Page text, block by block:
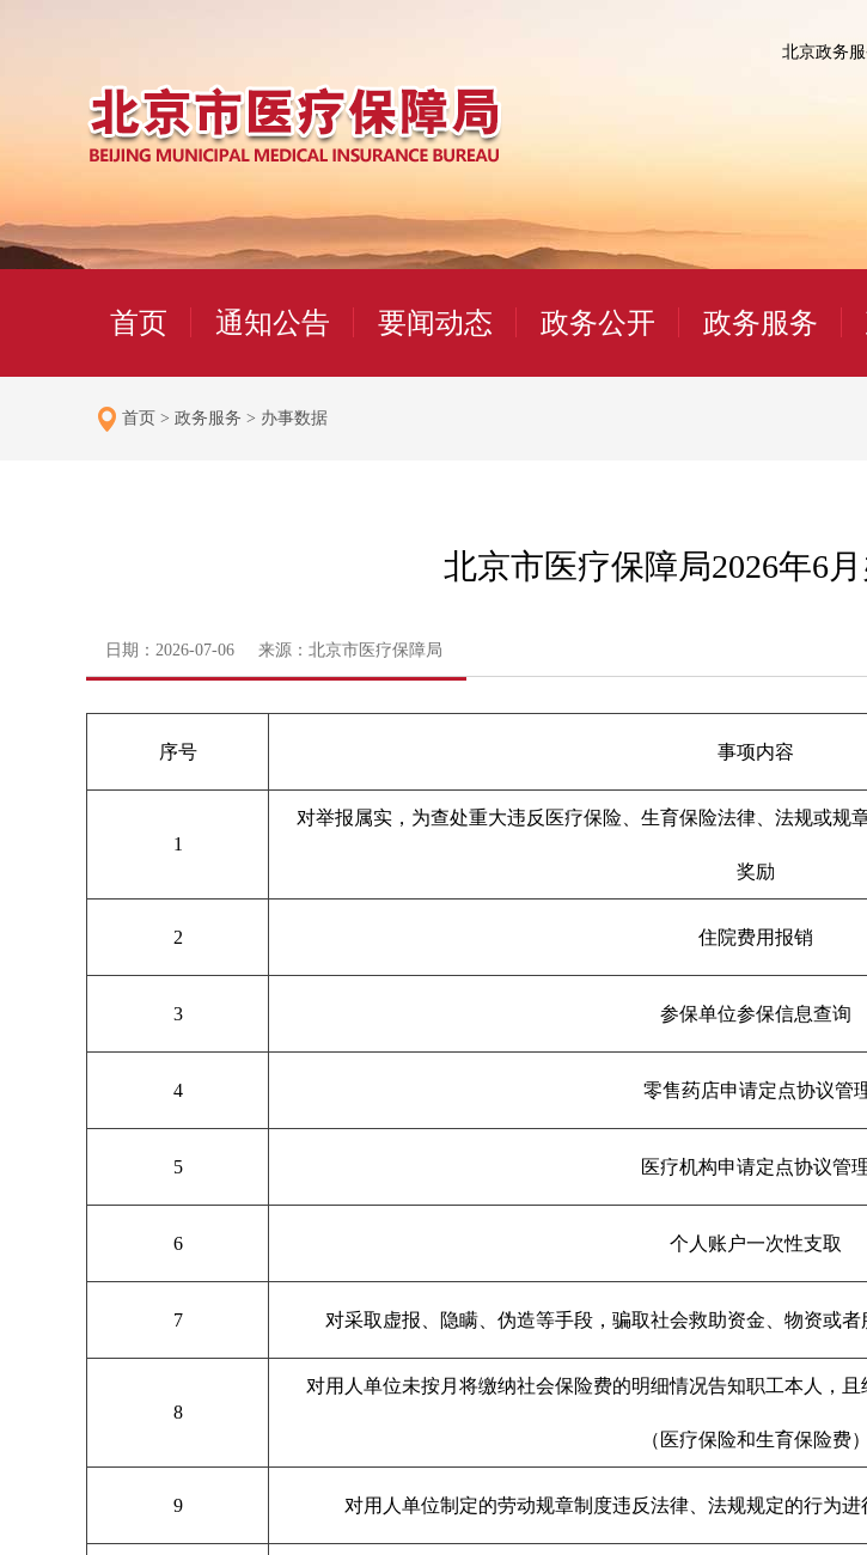
北京政务服
首页 通知公告 要闻动态 政务公开 政务服务
首页 > 政务服务 > 办事数据
北京市医疗保障局2026年6
日期：2026-07-06 来源：北京市医疗保障局
序号 事项内容
1
对举报属实，为查处重大违反医疗保险、生育保险法律、法规或规
奖励
2 住院费用报销
3 参保单位参保信息查询
4 零售药店申请定点协议管
5 医疗机构申请定点协议管
6 个人账户一次性支取
7 对采取虚报、隐瞒、伪造等手段，骗取社会救助资金、物资或者
8
对用人单位未按月将缴纳社会保险费的明细情况告知职工本人，
（医疗保险和生育保险费）
9 对用人单位制定的劳动规章制度违反法律、法规规定的行为进